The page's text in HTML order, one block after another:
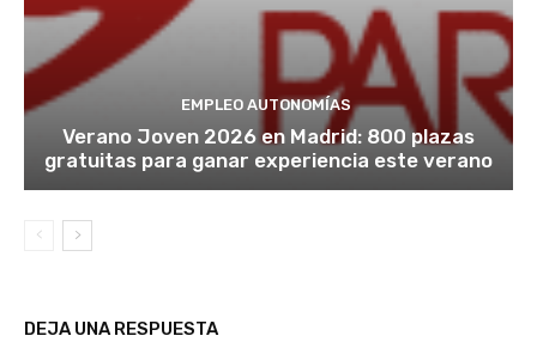
EMPLEO AUTONOMÍAS
Verano Joven 2026 en Madrid: 800 plazas
gratuitas para ganar experiencia este verano
DEJA UNA RESPUESTA